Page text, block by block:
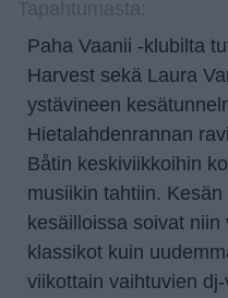
Paha Vaanii -klubilta
Harvest sekä Laura
ystävineen
Hietalahdenrannan
Båtin keskiviikkoihin
musiikin tahtiin. Kesän
kesäilloissa soivat niin
klassikot kuin
viikottain vaihtuvien